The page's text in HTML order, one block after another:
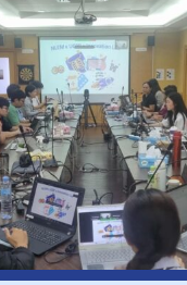
Unit หรือ P&D)
ลยีด้านสุขภาพเพื่อการ
จึงได้จัดกิจกรร
NLEM x UCBP x
ยนเรียนรู้และเสริมส
จัยมาใช้ในการสนับส
าสิทธิประโยชน์ ให้กั